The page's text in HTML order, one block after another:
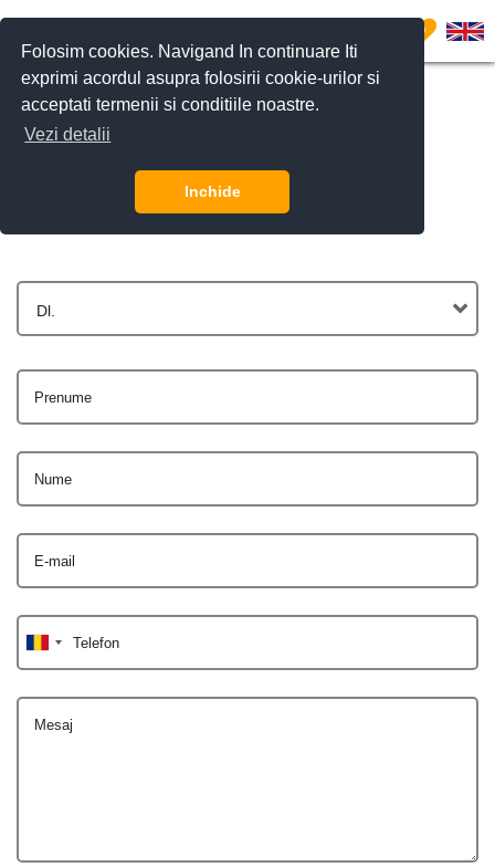
Folosim cookies. Navigand In continuare Iti
exprimi acordul asupra folosirii cookie-urilor si
acceptati termenii si conditiile noastre.
Vezi detalii
Inchide
0
Contactează-ne
Dl.
Prenume
Nume
E-mail
Telefon
Mesaj